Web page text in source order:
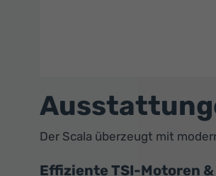
Der Scala überzeugt mit
Effiziente TSI-Motoren